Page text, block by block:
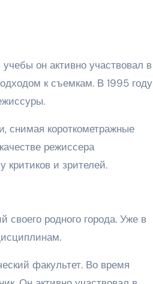
он активно участвовал в
к съемкам. В 1995 году
снимая короткометражные
режиссера
критиков и зрителей.
своего родного города. Уже в
факультет. Во время